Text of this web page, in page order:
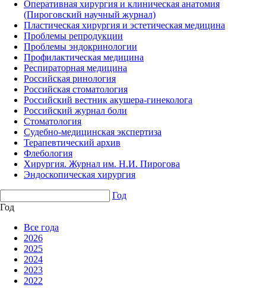
Оперативная хирургия и клиническая анатомия
(Пироговский научный журнал)
Пластическая хирургия и эстетическая медицина
Проблемы репродукции
Проблемы эндокринологии
Профилактическая медицина
Респираторная медицина
Российская ринология
Российская стоматология
Российский вестник акушера-гинеколога
Российский журнал боли
Стоматология
Судебно-медицинская экспертиза
Терапевтический архив
Флебология
Хирургия. Журнал им. Н.И. Пирогова
Эндоскопическая хирургия
Год
Год
Все года
2026
2025
2024
2023
2022